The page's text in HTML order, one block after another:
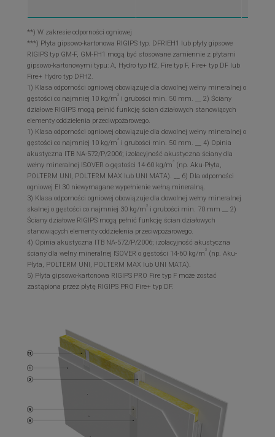
**) W zakresie odporności ogniowej
***) Płyta gipsowo-kartonowa RIGIPS typ. DFRIEH1 lub płyty gipsowe
RIGIPS typ GM-F, GM-FH1 mogą być stosowane zamiennie z płytami
gipsowo-kartonowymi typu: A, Hydro typ H2, Fire typ F, Fire+ typ DF lub
Fire+ Hydro typ DFH2.
1) Klasa odporności ogniowej obowiązuje dla dowolnej wełny mineralnej o
gęstości co najmniej 10 kg/m3
i grubości min. 50 mm. __ 2) Ściany
działowe RIGIPS mogą pełnić funkcję ścian działowych stanowiących
elementy oddzielenia przeciwpożarowego.
1) Klasa odporności ogniowej obowiązuje dla dowolnej wełny mineralnej o
gęstości co najmniej 10 kg/m3
i grubości min. 50 mm. __ 4) Opinia
akustyczna ITB NA-572/P/2006; izolacyjność akustyczna ściany dla
wełny mineralnej ISOVER o gęstości 14-60 kg/m3
(np. Aku-Płyta,
POLTERM UNI, POLTERM MAX lub UNI MATA). __ 6) Dla odporności
ogniowej EI 30 niewymagane wypełnienie wełną mineralną.
3) Klasa odporności ogniowej obowiązuje dla dowolnej wełny mineralnej
skalnej o gęstości co najmniej 30 kg/m3
i grubości min. 70 mm __ 2)
Ściany działowe RIGIPS mogą pełnić funkcję ścian działowych
stanowiących elementy oddzielenia przeciwpożarowego.
4) Opinia akustyczna ITB NA-572/P/2006; izolacyjność akustyczna
ściany dla wełny mineralnej ISOVER o gęstości 14-60 kg/m3
(np. Aku-
Płyta, POLTERM UNI, POLTERM MAX lub UNI MATA).
5) Płyta gipsowo-kartonowa RIGIPS PRO Fire typ F może zostać
zastąpiona przez płytę RIGIPS PRO Fire+ typ DF.